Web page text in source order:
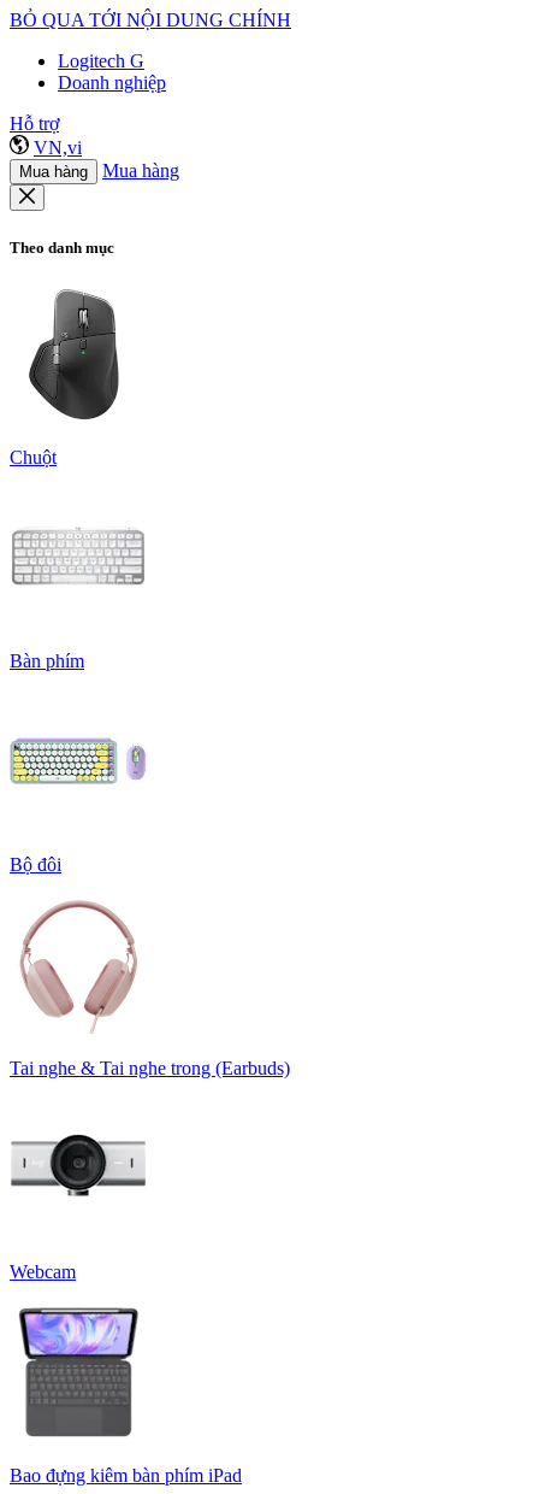
BỎ QUA TỚI NỘI DUNG CHÍNH
Logitech G
Doanh nghiệp
Hỗ trợ
VN,vi
Mua hàng Mua hàng
Theo danh mục
Chuột
Bàn phím
Bộ đôi
Tai nghe & Tai nghe trong (Earbuds)
Webcam
Bao đựng kiêm bàn phím iPad